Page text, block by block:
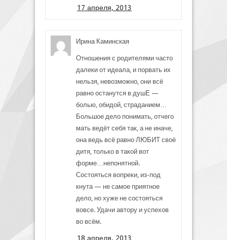
17 апреля, 2013
Ирина Каминская
Отношения с родителями часто
далеки от идеала, и порвать их
нельзя, невозможно, они всё
равно останутся в душЕ —
болью, обидой, страданием…
Большое дело понимать, отчего
мать ведёт себя так, а не иначе,
она ведь всё равно ЛЮБИТ своё
дитя, только в такой вот
форме…непонятной.
Состояться вопреки, из-под
кнута — не самое приятное
дело, но хуже не состояться
вовсе. Удачи автору и успехов
во всём.
18 апреля, 2013